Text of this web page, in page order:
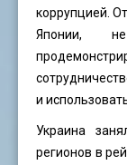
коррупцией.
Японии,
и
Украина
регионов в